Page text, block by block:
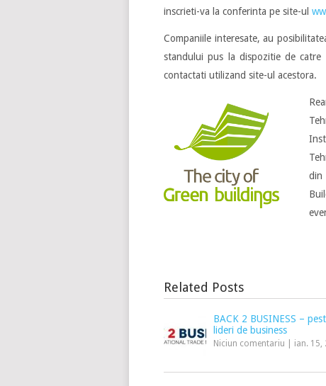
inscrieti-va la conferinta pe site-ul
Companiile interesate, au
standului pus la dispozitie de
contactati utilizand site-ul acestora.
din
Related Posts
BACK 2 BUSINESS –
lideri de business
Niciun comentariu ian. 15,